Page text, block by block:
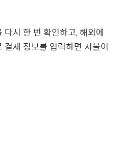
시 한 번 확인하고, 해외에
제 정보를 입력하면 지불이